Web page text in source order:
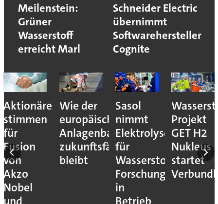
Meilenstein:
Grüner
Wasserstoff
erreicht Marl
Schneider Electric
übernimmt
Softwarehersteller
Cognite
Aktionäre
stimmen
für
Fusion
von
Akzo
Nobel
Wie der
europäische
Anlagenbau
zukunftsfähig
bleibt
Sasol
nimmt
Elektrolyseur
für
Wasserstoff-
Forschung
in
Projekt
GET H2
Nukleus
startet